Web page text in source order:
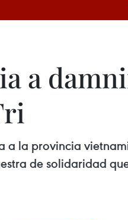
a
a la provincia
de solidaridad